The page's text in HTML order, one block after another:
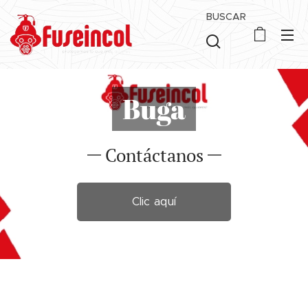
BUSCAR
Buga
Contáctanos
Clic aquí